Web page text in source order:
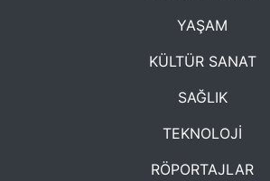
YAŞAM
KÜLTÜR SANAT
SAĞLIK
TEKNOLOJİ
RÖPORTAJLAR